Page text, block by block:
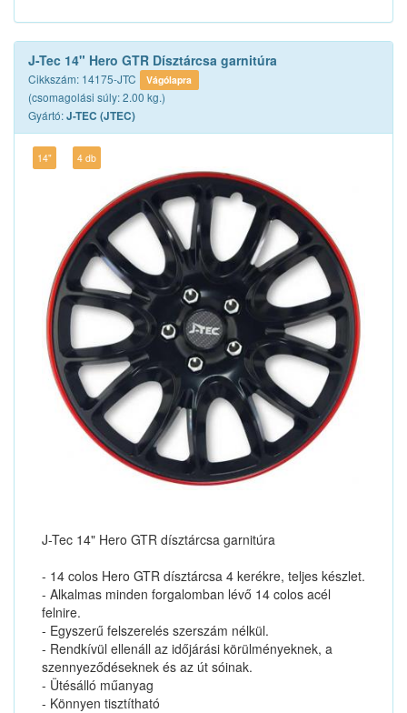
J-Tec 14" Hero GTR Dísztárcsa garnitúra
Cikkszám: 14175-JTC Vágólapra
(csomagolási súly: 2.00 kg.)
Gyártó:J-TEC (JTEC)
14" 4 db
J-Tec 14" Hero GTR dísztárcsa garnitúra
- 14 colos Hero GTR dísztárcsa 4 kerékre, teljes készlet.
- Alkalmas minden forgalomban lévő 14 colos acél
felnire.
- Egyszerű felszerelés szerszám nélkül.
- Rendkívül ellenáll az időjárási körülményeknek, a
szennyeződéseknek és az út sóinak.
- Ütésálló műanyag
- Könnyen tisztítható